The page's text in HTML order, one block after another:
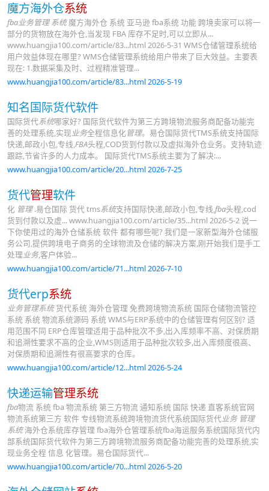
魔方海外仓系统
fba业务管理 系统魔方海外仓 系统 亚马逊 fba系统 功能 跨境卖家可以将一
部分的货物放在海外仓,当发现 FBA 库存不足时,可以立即从...
www.huangjia100.com/article/83...html 2026-5-31 WMS仓储管理系统给
用户效益体现在哪里? WMS仓储管理系统给用户带来了巨大效益。主要表
现在: 1.数据采集及时、过程精准管理...
www.huangjia100.com/article/83...html 2026-5-19
知名国际货代软件
国际货代系统哪家好? 国际货代软件为第三方跨境物流服务商配备功能完
善的处理系统,实现业务全程信息化管理。易仓国际货代TMS系统支持国际
快递,邮政小包,专线,FBA头程,COD货到付款以及虚拟海外仓业务。支持轨迹
跟踪,节省许多的人力成本。 国际货代TMS系统主要为了解决:...
www.huangjia100.com/article/20...html 2026-7-25
货代管理软件
化 管理.易仓国际 货代 tms系统支持国际快递,邮政小包,专线,fba头程,cod
货到付款以及虚... www.huangjia100.com/article/35...html 2026-5-2 说一
下你使用过的海外仓储系统 软件 都有哪些呢? 我们是一家新型海外仓储服
务公司,提供跨境电子商务的全球物流及仓储的解决方案,刚开始我们是手工
处理业务,客户体验...
www.huangjia100.com/article/71...html 2026-7-10
货代erp系统
业务管理系统货代系统 海外仓管理 免费跨境物流系统 国际仓储物流管控
系统 系统 物流系统源码 系统 WMS与ERP系统中的仓储管理有何区别? 适
用范围不同 ERP仓库管理适用于品种批次不多,出入库频率不高、对保质期
和追溯性要求不高的企业,WMS则适用于品种批次较多,出入库频度很高、
对保质期和追溯性有很高要求的仓库。
www.huangjia100.com/article/12...html 2026-5-24
快递运输管理系统
fba物流 系统 fba 物流系统 第三方物流 通知系统 国际 快递 直客系统官网
物流系统第三方 软件 专线物流系统跨境物流货代系统国际货代业务 管理
系统海外仓系统库存管理 fba海外仓管理系统fba海运服务系统国际货代内
部系统国际货代软件为第三方跨境物流服务商配备功能完善的处理系统,实
现业务全程 信息 化管理。易仓国际货代...
www.huangjia100.com/article/70...html 2026-5-20